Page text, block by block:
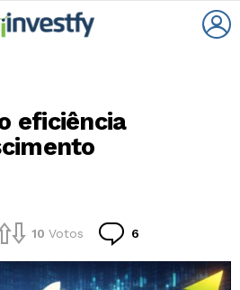
eficiência
10 Votos 6